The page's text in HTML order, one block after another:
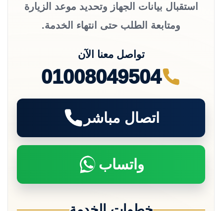
استقبال بيانات الجهاز وتحديد موعد الزيارة
ومتابعة الطلب حتى انتهاء الخدمة.
تواصل معنا الآن
01008049504
اتصال مباشر
واتساب